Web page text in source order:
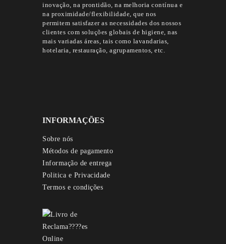
inovação, na prontidão, na melhoria contínua e
na proximidade/flexibilidade, que nos
permitem satisfazer as necessidades dos nossos
clientes com soluções globais de higiene, nas
mais variadas áreas, tais como lavandarias,
hotelaria, restauração, agrupamentos, etc.
INFORMAÇÕES
Sobre nós
Métodos de pagamento
Informação de entrega
Politica e Privacidade
Termos e condições